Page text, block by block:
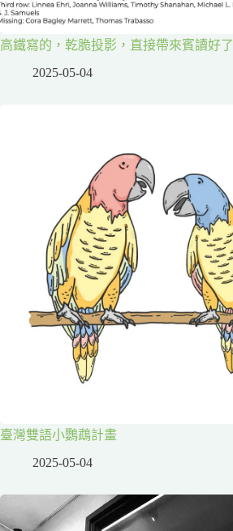
高鐵寫的，乾脆投影，直接帶來賓讀好了
2025-05-04
臺灣雙語小鸚鵡計畫
2025-05-04